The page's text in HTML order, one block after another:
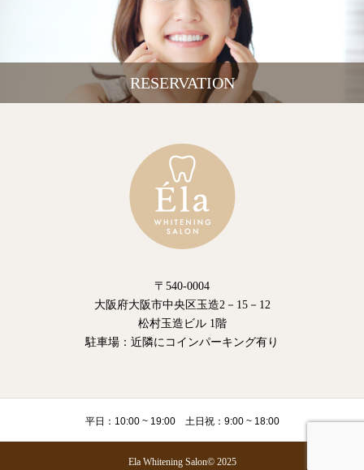
RESERVATION
〒540-0004
大阪府大阪市中央区玉造2－15－12
松村玉造ビル 1階
駐車場：近隣にコインパーキング有り
平日：10:00 ~ 19:00 土日祝：9:00 ~ 18:00
Ela Whitening Salon© 2025